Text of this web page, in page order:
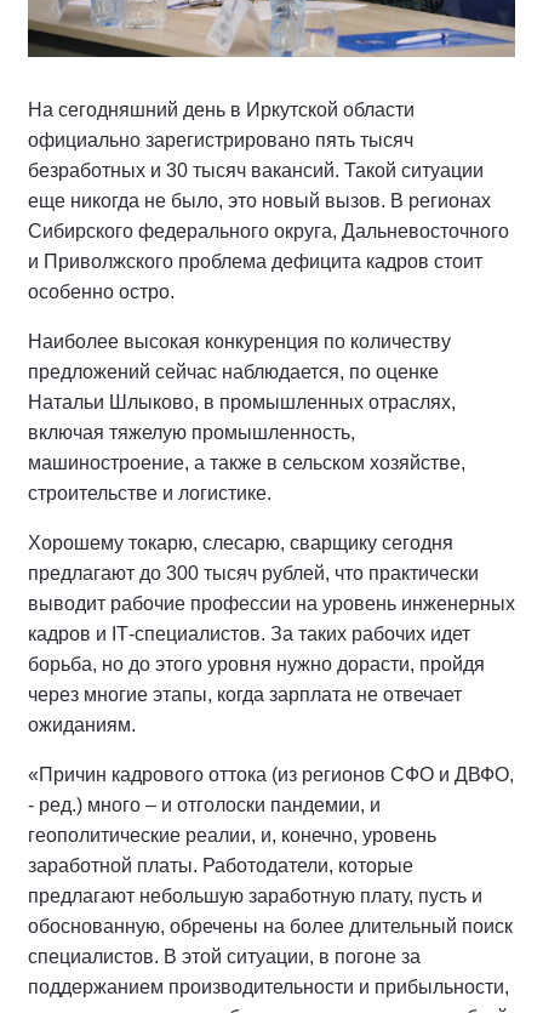
На сегодняшний день в Иркутской области
официально зарегистрировано пять тысяч
безработных и 30 тысяч вакансий. Такой ситуации
еще никогда не было, это новый вызов. В регионах
Сибирского федерального округа, Дальневосточного
и Приволжского проблема дефицита кадров стоит
особенно остро.
Наиболее высокая конкуренция по количеству
предложений сейчас наблюдается, по оценке
Натальи Шлыково, в промышленных отраслях,
включая тяжелую промышленность,
машиностроение, а также в сельском хозяйстве,
строительстве и логистике.
Хорошему токарю, слесарю, сварщику сегодня
предлагают до 300 тысяч рублей, что практически
выводит рабочие профессии на уровень инженерных
кадров и IT-специалистов. За таких рабочих идет
борьба, но до этого уровня нужно дорасти, пройдя
через многие этапы, когда зарплата не отвечает
ожиданиям.
«Причин кадрового оттока (из регионов СФО и ДВФО,
- ред.) много – и отголоски пандемии, и
геополитические реалии, и, конечно, уровень
заработной платы. Работодатели, которые
предлагают небольшую заработную плату, пусть и
обоснованную, обречены на более длительный поиск
специалистов. В этой ситуации, в погоне за
поддержанием производительности и прибыльности,